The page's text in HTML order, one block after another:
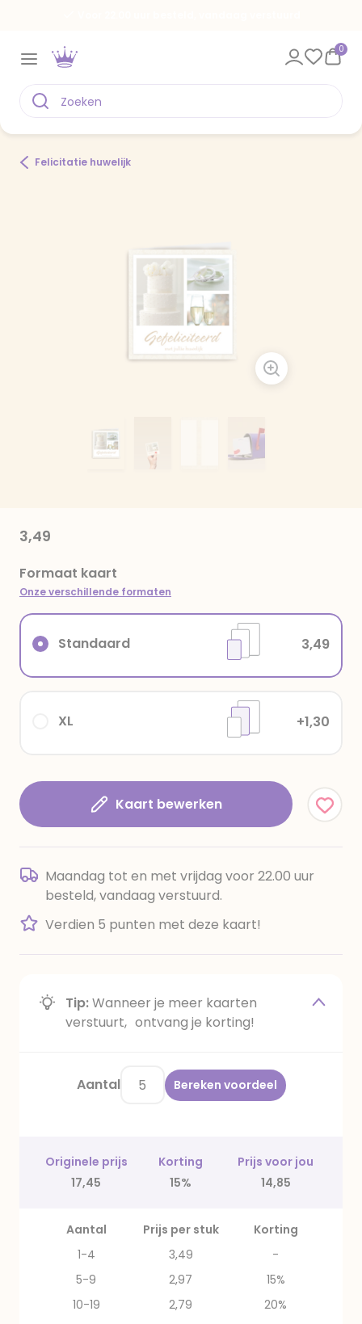
0
Felicitatie huwelijk
3,49
Formaat kaart
Onze verschillende formaten
XL +1,30
Standaard 3,49
Kaart bewerken
Maandag tot en met vrijdag voor 22.00 uur
besteld, vandaag verstuurd.
Verdien 5 punten met deze kaart!
Tip:Wanneer je meer kaarten
verstuurt, ontvang je korting!
Aantal Bereken voordeel
Originele prijs Korting
Prijs voor jou
17,45
15% 14,85
Aantal Prijs per stuk
Korting
1-4
3,49
-
5-9
2,97
15%
10-19
2,79
20%